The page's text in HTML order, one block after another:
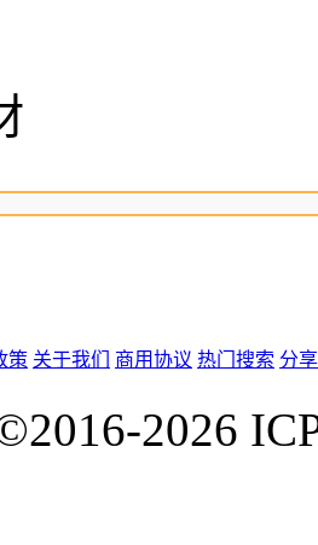
策 关于我们 商用协议 热门搜索 分
2026